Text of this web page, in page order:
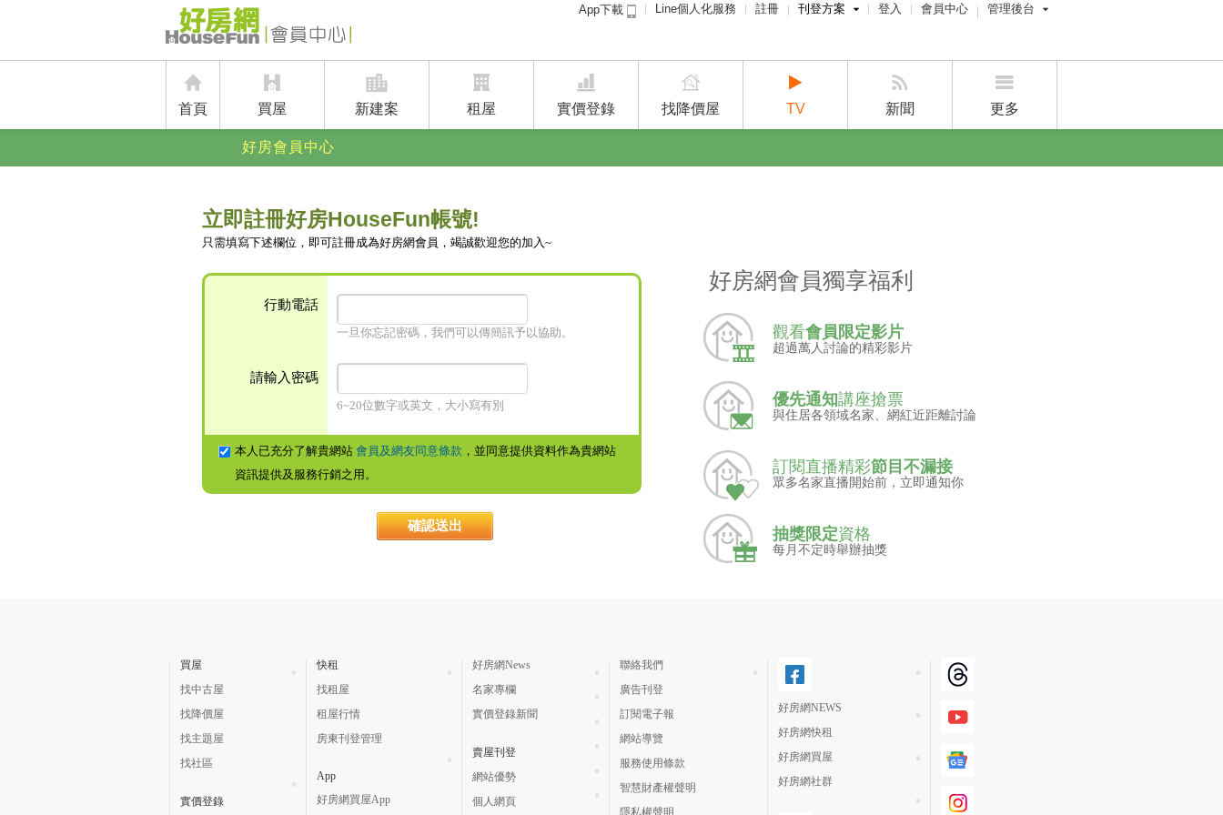
App下載 Line個人化服務 註冊 刊登方案
賣屋刊登
登入 會員中心 管理後台
經紀人員管理後台
首頁 買屋 新建案 租屋 實價登錄 找降價屋 TV 新聞 更多
好房會員中心
立即註冊好房HouseFun帳號!
只需填寫下述欄位，即可註冊成為好房網會員，竭誠歡迎您的加入~
行動電話
一旦你忘記密碼，我們可以傳簡訊予以協助。
請輸入密碼
6~20位數字或英文，大小寫有別
本人已充分了解貴網站 會員及網友同意條款 ，並同意提供資料作為貴網站
資訊提供及服務行銷之用。
好房網會員獨享福利
觀看會員限定影片
超過萬人討論的精彩影片
優先通知講座搶票
與住居各領域名家、網紅近距離討論
訂閱直播精彩節目不漏接
眾多名家直播開始前，立即通知你
抽獎限定資格
每月不定時舉辦抽獎
買屋
找中古屋
找降價屋
找主題屋
找社區
實價登錄
快租
找租屋
租屋行情
房東刊登管理
App
好房網買屋App
好房網News
名家專欄
實價登錄新聞
賣屋刊登
網站優勢
個人網頁
聯絡我們
廣告刊登
訂閱電子報
網站導覽
服務使用條款
智慧財產權聲明
隱私權聲明
好房網NEWS
好房網快租
好房網買屋
好房網社群